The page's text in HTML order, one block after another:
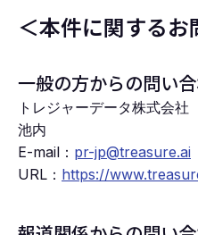
＜本件に関するお
一般の方からの問い
トレジャーデータ株式会社
池内
E-mail： pr-jp@treasure.ai
URL： https://